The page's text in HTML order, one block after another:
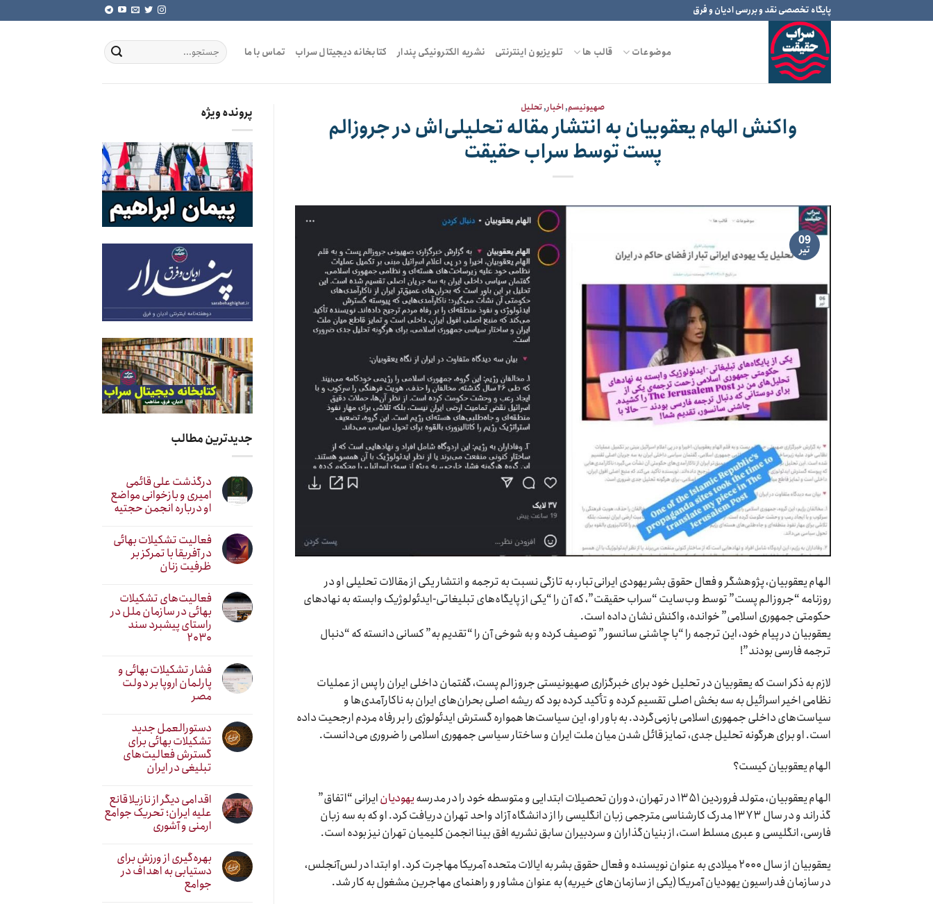
to
پایگاه تخصصی نقد و بررسی ادیان و فرق
موضوعات قالب ها تلویزیون اینترنتی نشریه الکترونیکی پندار کتابخانه دیجیتال سراب تماس با ما
صهیونیسم,اخبار,تحلیل
واکنش الهام یعقوبیان به انتشار مقاله تحلیلی‌اش در جروزالم
پست توسط سراب حقیقت
09
تیر
الهام یعقوبیان، پژوهشگر و فعال حقوق بشر یهودی ایرانی‌تبار، به تازگی نسبت به ترجمه و انتشار یکی از مقالات تحلیلی او در
روزنامه “جروزالم پست” توسط وب‌سایت “سراب حقیقت”، که آن را “یکی از پایگاه‌های تبلیغاتی-ایدئولوژیک وابسته به نهادهای
حکومتی جمهوری اسلامی” خوانده، واکنش نشان داده است.
یعقوبیان در پیام خود، این ترجمه را “با چاشنی سانسور” توصیف کرده و به شوخی آن را “تقدیم به” کسانی دانسته که “دنبال
ترجمه فارسی بودند”!
لازم به ذکر است که یعقوبیان در تحلیل خود برای خبرگزاری صهیونیستی جروزالم پست، گفتمان داخلی ایران را پس از عملیات
نظامی اخیر اسرائیل به سه بخش اصلی تقسیم کرده و تأکید کرده بود که ریشه اصلی بحران‌های ایران به ناکارآمدی‌ها و
سیاست‌های داخلی جمهوری اسلامی بازمی‌گردد. به باور او، این سیاست‌ها همواره گسترش ایدئولوژی را بر رفاه مردم ارجحیت داده
است. او برای هرگونه تحلیل جدی، تمایز قائل شدن میان ملت ایران و ساختار سیاسی جمهوری اسلامی را ضروری می‌دانست.
الهام یعقوبیان کیست؟
الهام یعقوبیان، متولد فروردین ۱۳۵۱ در تهران، دوران تحصیلات ابتدایی و متوسطه خود را در مدرسه
یهودیانایرانی “اتفاق”
گذراند و در سال ۱۳۷۳ مدرک کارشناسی مترجمی زبان انگلیسی را از دانشگاه آزاد واحد تهران دریافت کرد. او که به سه زبان
فارسی، انگلیسی و عبری مسلط است، از بنیان‌گذاران و سردبیران سابق نشریه افق بینا انجمن کلیمیان تهران نیز بوده است.
یعقوبیان از سال ۲۰۰۰ میلادی به عنوان نویسنده و فعال حقوق بشر به ایالات متحده آمریکا مهاجرت کرد. او ابتدا در لس‌آنجلس،
در سازمان فدراسیون یهودیان آمریکا (یکی از سازمان‌های خیریه) به عنوان مشاور و راهنمای مهاجرین مشغول به کار شد.
پرونده ویژه
جدیدترین مطالب
درگذشت علی قائمی
امیری و بازخوانی مواضع
او درباره انجمن حجتیه
فعالیت تشکیلات بهائی
در آفریقا با تمرکز بر
ظرفیت زنان
فعالیت‌های تشکیلات
بهائی در سازمان ملل در
راستای پیشبرد سند
۲۰۳۰
فشار تشکیلات بهائی و
پارلمان اروپا بر دولت
مصر
دستورالعمل جدید
تشکیلات بهائی برای
گسترش فعالیت‌های
تبلیغی در ایران
اقدامی دیگر از نازیلا قانع
علیه ایران؛ تحریک جوامع
ارمنی و آشوری
بهره‌گیری از ورزش برای
دستیابی به اهداف در
جوامع